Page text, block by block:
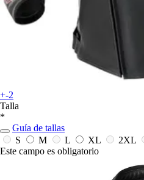
+-2
Talla
*
Guía de tallas
S
M L XL 2XL
Este campo es obligatorio